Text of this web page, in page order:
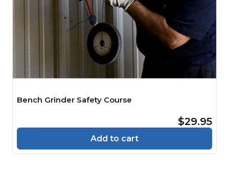
Bench Grinder Safety Course
$29.95
Add to cart